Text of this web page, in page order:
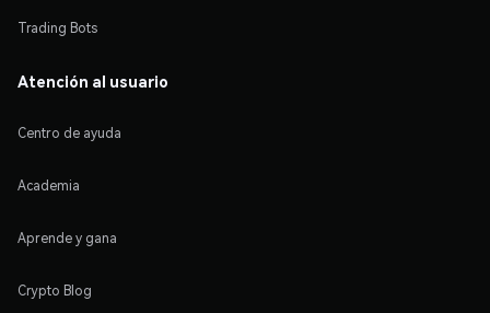
Trading Bots
Atención al usuario
Centro de ayuda
Academia
Aprende y gana
Crypto Blog